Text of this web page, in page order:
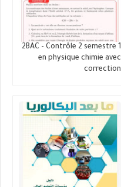
2BAC - Contrôle 2 semestre 1
en physique chimie avec
correction